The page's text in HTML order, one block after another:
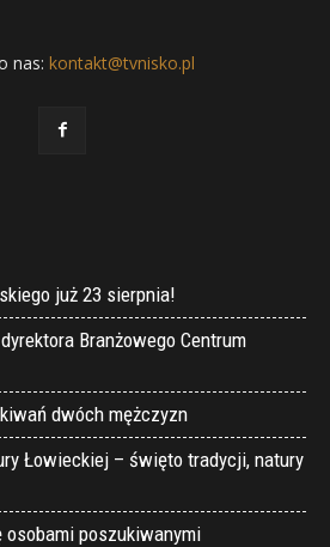
nas: kontakt@tvnisko.pl
już 23 sierpnia!
Branżowego Centrum
dwóch mężczyzn
Łowieckiej – święto tradycji, natury
poszukiwanymi